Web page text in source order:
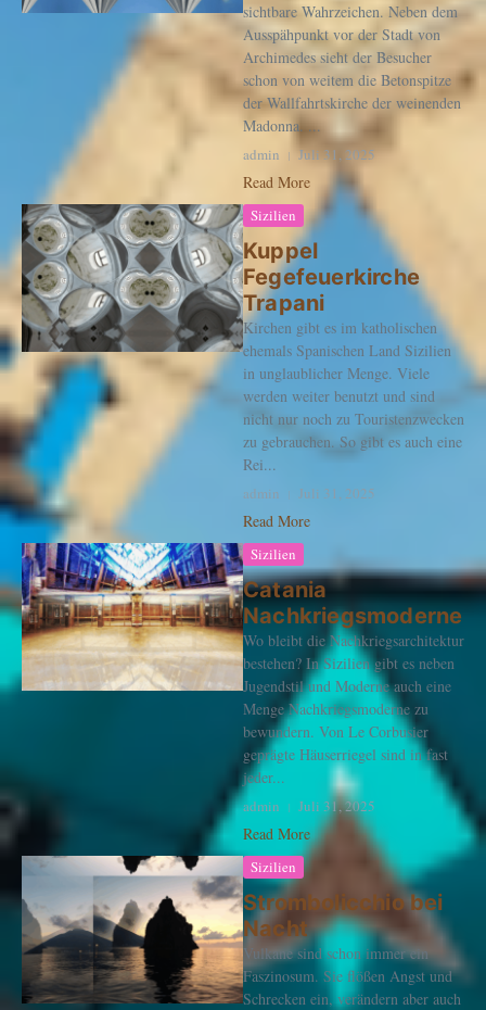
sichtbare Wahrzeichen. Neben dem
Ausspähpunkt vor der Stadt von
Archimedes sieht der Besucher
schon von weitem die Betonspitze
der Wallfahrtskirche der weinenden
Madonna. ...
admin Juli 31, 2025
Read More
Sizilien
Kuppel
Fegefeuerkirche
Trapani
Kirchen gibt es im katholischen
ehemals Spanischen Land Sizilien
in unglaublicher Menge. Viele
werden weiter benutzt und sind
nicht nur noch zu Touristenzwecken
zu gebrauchen. So gibt es auch eine
Rei...
admin Juli 31, 2025
Read More
Sizilien
Catania
Nachkriegsmoderne
Wo bleibt die Nachkriegsarchitektur
bestehen? In Sizilien gibt es neben
Jugendstil und Moderne auch eine
Menge Nachkriegsmoderne zu
bewundern. Von Le Corbusier
geprägte Häuserriegel sind in fast
jeder...
admin Juli 31, 2025
Read More
Sizilien
Strombolicchio bei
Nacht
Vulkane sind schon immer ein
Faszinosum. Sie flößen Angst und
Schrecken ein, verändern aber auch